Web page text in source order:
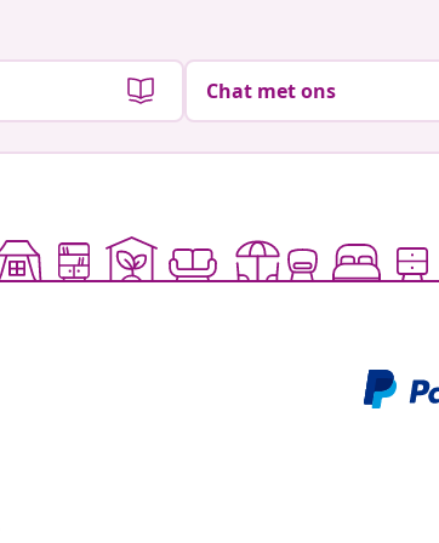
Chat met ons